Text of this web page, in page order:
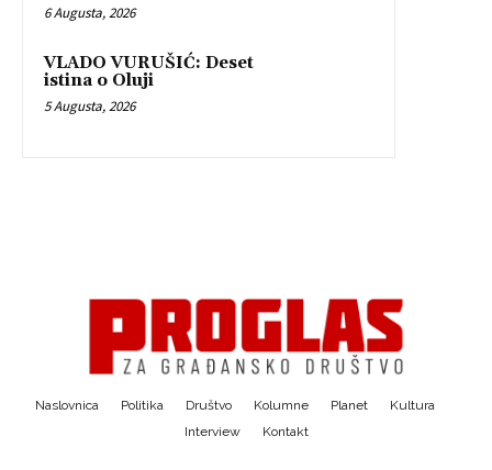
6 Augusta, 2026
VLADO VURUŠIĆ: Deset
istina o Oluji
5 Augusta, 2026
Naslovnica Politika Društvo Kolumne Planet
Kultura
Interview
Kontakt